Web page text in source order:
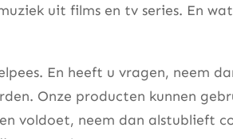
uit films en tv series. En
En heeft u vragen, neem
Onze producten kunnen
voldoet, neem dan alstublieft